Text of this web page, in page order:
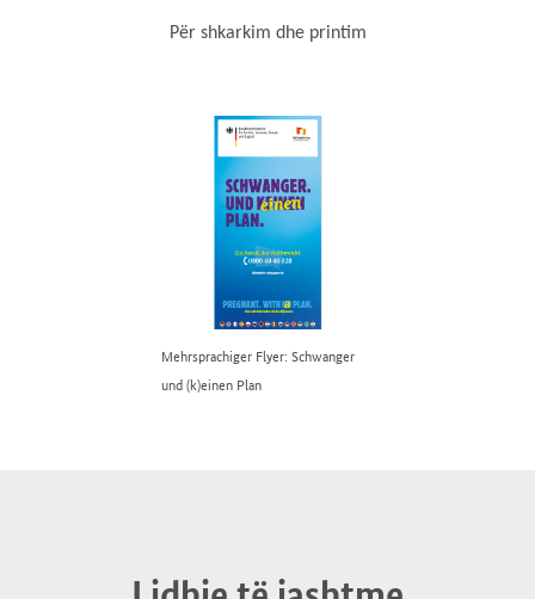
Për shkarkim dhe printim
Mehrsprachiger Flyer: Schwanger
und (k)einen Plan